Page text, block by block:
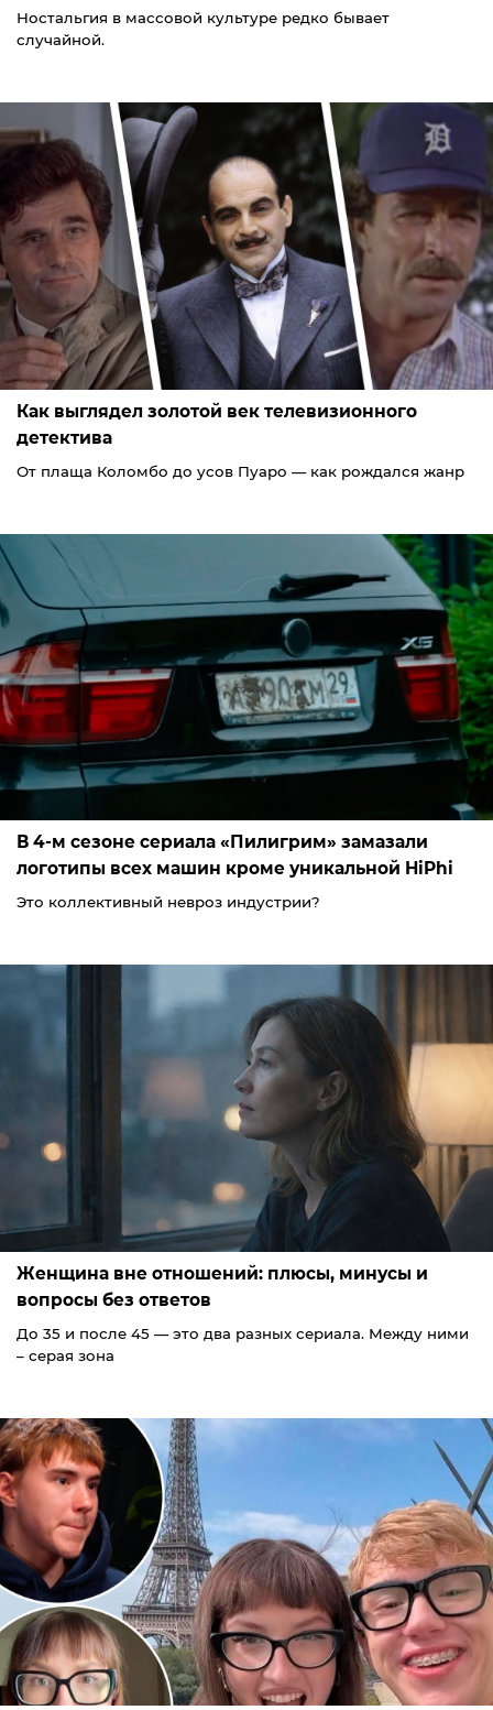
Ностальгия в массовой культуре редко бывает
случайной.
Как выглядел золотой век телевизионного
детектива
От плаща Коломбо до усов Пуаро — как рождался жанр
В 4-м сезоне сериала «Пилигрим» замазали
логотипы всех машин кроме уникальной HiPhi
Это коллективный невроз индустрии?
Женщина вне отношений: плюсы, минусы и
вопросы без ответов
До 35 и после 45 — это два разных сериала. Между ними
– серая зона